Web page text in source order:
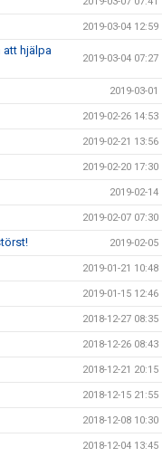
2019-03-04 12:59
att hjälpa
2019-03-04 07:27
2019-03-01
2019-02-26 14:53
2019-02-21 13:56
2019-02-20 17:30
2019-02-14
2019-02-07 07:30
2019-02-05
2019-01-21 10:48
2019-01-15 12:46
2018-12-27 08:35
2018-12-26 08:43
2018-12-21 20:15
2018-12-15 21:55
2018-12-08 10:30
2018-12-04 13:45